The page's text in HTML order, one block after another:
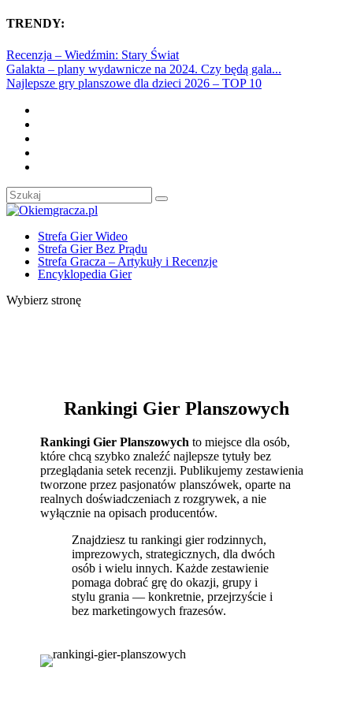
TRENDY:
Recenzja – Wiedźmin: Stary Świat
Galakta – plany wydawnicze na 2024. Czy będą gala...
Najlepsze gry planszowe dla dzieci 2026 – TOP 10
Strefa Gier Wideo
Strefa Gier Bez Prądu
Strefa Gracza – Artykuły i Recenzje
Encyklopedia Gier
Wybierz stronę
Rankingi Gier Planszowych
Rankingi Gier Planszowych to miejsce dla osób,
które chcą szybko znaleźć najlepsze tytuły bez
przeglądania setek recenzji. Publikujemy zestawienia
tworzone przez pasjonatów planszówek, oparte na
realnych doświadczeniach z rozgrywek, a nie
wyłącznie na opisach producentów.
Znajdziesz tu rankingi gier rodzinnych,
imprezowych, strategicznych, dla dwóch
osób i wielu innych. Każde zestawienie
pomaga dobrać grę do okazji, grupy i
stylu grania — konkretnie, przejrzyście i
bez marketingowych frazesów.